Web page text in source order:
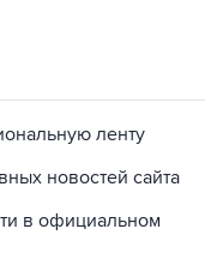
ленту
новостей сайта
в официальном